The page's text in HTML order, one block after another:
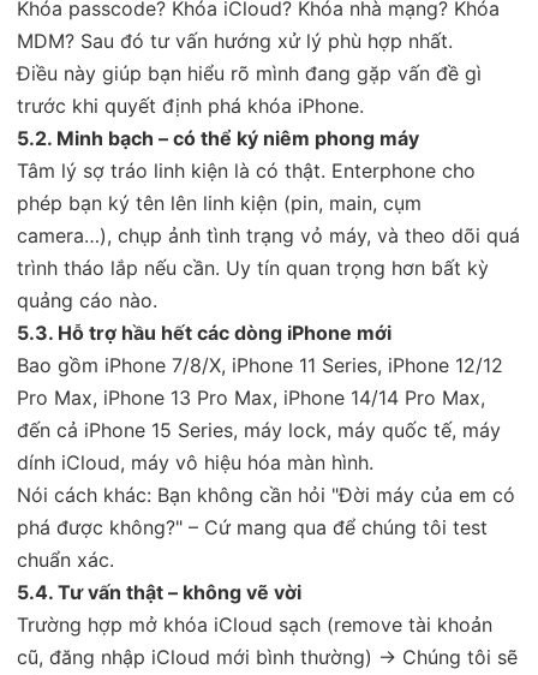
Khóa passcode? Khóa iCloud? Khóa nhà mạng? Khóa
MDM? Sau đó tư vấn hướng xử lý phù hợp nhất.
Điều này giúp bạn hiểu rõ mình đang gặp vấn đề gì
trước khi quyết định phá khóa iPhone.
5.2. Minh bạch – có thể ký niêm phong máy
Tâm lý sợ tráo linh kiện là có thật. Enterphone cho
phép bạn ký tên lên linh kiện (pin, main, cụm
camera…), chụp ảnh tình trạng vỏ máy, và theo dõi quá
trình tháo lắp nếu cần. Uy tín quan trọng hơn bất kỳ
quảng cáo nào.
5.3. Hỗ trợ hầu hết các dòng iPhone mới
Bao gồm iPhone 7/8/X, iPhone 11 Series, iPhone 12/12
Pro Max, iPhone 13 Pro Max, iPhone 14/14 Pro Max,
đến cả iPhone 15 Series, máy lock, máy quốc tế, máy
dính iCloud, máy vô hiệu hóa màn hình.
Nói cách khác: Bạn không cần hỏi "Đời máy của em có
phá được không?" – Cứ mang qua để chúng tôi test
chuẩn xác.
5.4. Tư vấn thật – không vẽ vời
Trường hợp mở khóa iCloud sạch (remove tài khoản
cũ, đăng nhập iCloud mới bình thường) → Chúng tôi sẽ